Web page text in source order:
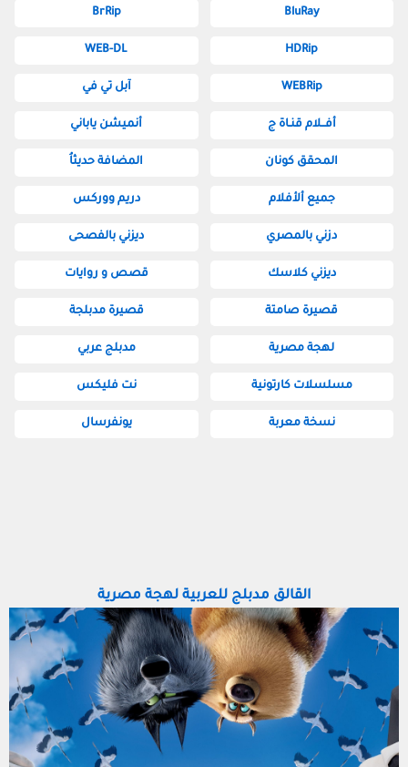
BluRay
BrRip
HDRip
WEB-DL
WEBRip آبل تي في
أفــلام قنـاة ج أنميشن ياباني
المحقق كونان المضافة حديثاُ
جميع ألأفلام دريم ووركس
دزني بالمصري ديزني بالفصحى
ديزني كلاسك قصص و روايات
قصيرة صامتة قصيرة مدبلجة
لهجة مصرية مدبلج عربي
مسلسلات كارتونية نت فليكس
نسخة معربة يونفرسال
القالق مدبلج للعربية لهجة مصرية